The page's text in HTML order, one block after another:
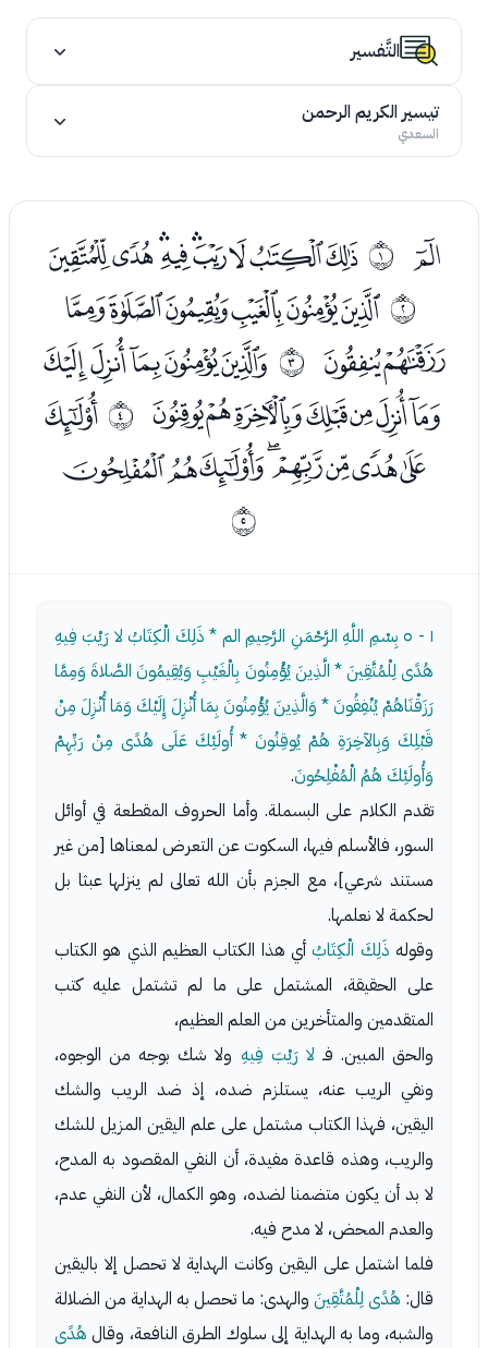
التَّفسير
تيسير الكريم الرحمن
السعدي
ﭑ ﰀﭓﭔﭕﭖﭗﭘﭙﭚﭛ
ﰁﭝﭞﭟﭠﭡﭢ
ﭣﭤ ﰂ ﭦﭧﭨﭩﭪ
ﭫﭬﭭﭮﭯﭰﭱ ﰃﭳ
ﭴﭵﭶﭷﭸﭹﭺﭻ
ﰄ
١ - ٥
بِسْمِ اللَّهِ الرَّحْمَنِ الرَّحِيمِ الم * ذَلِكَ الْكِتَابُ لا رَيْبَ فِيهِ
هُدًى لِلْمُتَّقِينَ * الَّذِينَ يُؤْمِنُونَ بِالْغَيْبِ وَيُقِيمُونَ الصَّلاةَ وَمِمَّا
رَزَقْنَاهُمْ يُنْفِقُونَ * وَالَّذِينَ يُؤْمِنُونَ بِمَا أُنْزِلَ إِلَيْكَ وَمَا أُنْزِلَ مِنْ
قَبْلِكَ وَبِالآخِرَةِ هُمْ يُوقِنُونَ * أُولَئِكَ عَلَى هُدًى مِنْ رَبِّهِمْ
وَأُولَئِكَ هُمُ الْمُفْلِحُونَ.
تقدم الكلام على البسملة. وأما الحروف المقطعة في أوائل
السور، فالأسلم فيها، السكوت عن التعرض لمعناها [من غير
مستند شرعي]، مع الجزم بأن الله تعالى لم ينزلها عبثا بل
لحكمة لا نعلمها.
وقوله ذَلِكَ الْكِتَابُأي هذا الكتاب العظيم الذي هو الكتاب
على الحقيقة، المشتمل على ما لم تشتمل عليه كتب
المتقدمين والمتأخرين من العلم العظيم،
والحق المبين. فـ لا رَيْبَ فِيهِ ولا شك بوجه من الوجوه،
ونفي الريب عنه، يستلزم ضده، إذ ضد الريب والشك
اليقين، فهذا الكتاب مشتمل على علم اليقين المزيل للشك
والريب، وهذه قاعدة مفيدة، أن النفي المقصود به المدح،
لا بد أن يكون متضمنا لضده، وهو الكمال، لأن النفي عدم،
والعدم المحض، لا مدح فيه.
فلما اشتمل على اليقين وكانت الهداية لا تحصل إلا باليقين
قال: هُدًى لِلْمُتَّقِينَ والهدى: ما تحصل به الهداية من الضلالة
والشبه، وما به الهداية إلى سلوك الطرق النافعة، وقال هُدًى